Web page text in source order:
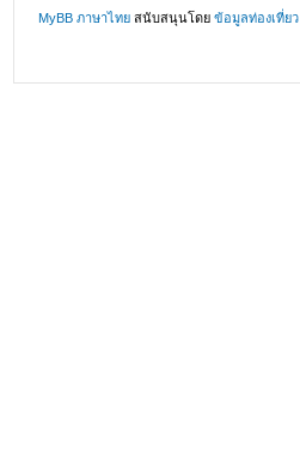
MyBB ภาษาไทย สนับสนุนโดยข้อมูลท่องเที่ยว